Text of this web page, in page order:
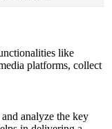
like
platforms, collect
analyze the key